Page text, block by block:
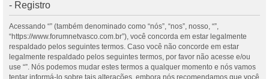
- Registro
Acessando “” (também denominado como “nós”, “nos”, nosso, “”,
“https://www.forumnetvasco.com.br”), você concorda em estar legalmente
respaldado pelos seguintes termos. Caso você não concorde em estar
legalmente respaldado pelos seguintes termos, por favor não acesse e/ou
use “”. Nós podemos mudar estes termos a qualquer momento e nós vamos
tentar informá-lo sobre tais alterações, embora nós recomendamos que você